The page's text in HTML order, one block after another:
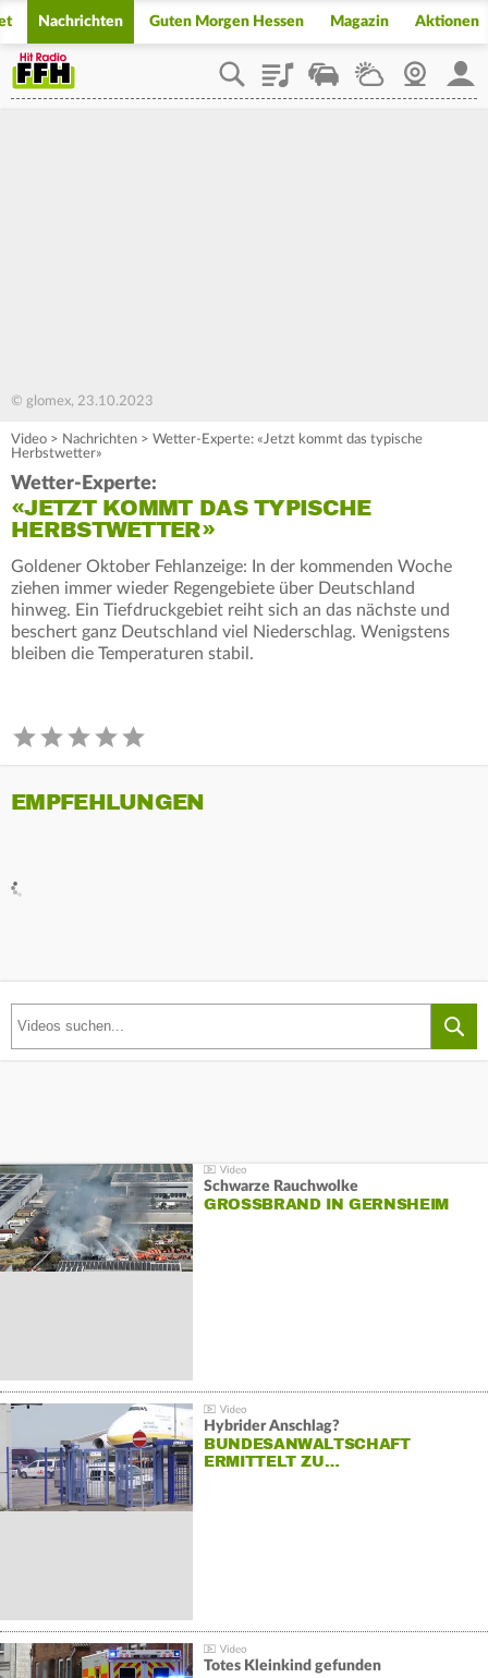
Nachrichten Guten Morgen Hessen Magazin Aktionen
PlaylistStaupilotWetterWebcam
© glomex, 23.10.2023
Video > Nachrichten > Wetter-Experte: «Jetzt kommt das typische
Herbstwetter»
Wetter-Experte:
«JETZT KOMMT DAS TYPISCHE
HERBSTWETTER»
Goldener Oktober Fehlanzeige: In der kommenden Woche
ziehen immer wieder Regengebiete über Deutschland
hinweg. Ein Tiefdruckgebiet reiht sich an das nächste und
beschert ganz Deutschland viel Niederschlag. Wenigstens
bleiben die Temperaturen stabil.
EMPFEHLUNGEN
Schwarze Rauchwolke
GROSSBRAND IN GERNSHEIM
Hybrider Anschlag?
BUNDESANWALTSCHAFT
ERMITTELT ZU…
Totes Kleinkind gefunden